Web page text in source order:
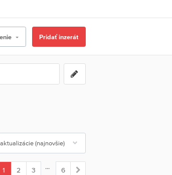
Pridať inzerát
1
2 3 ... 6